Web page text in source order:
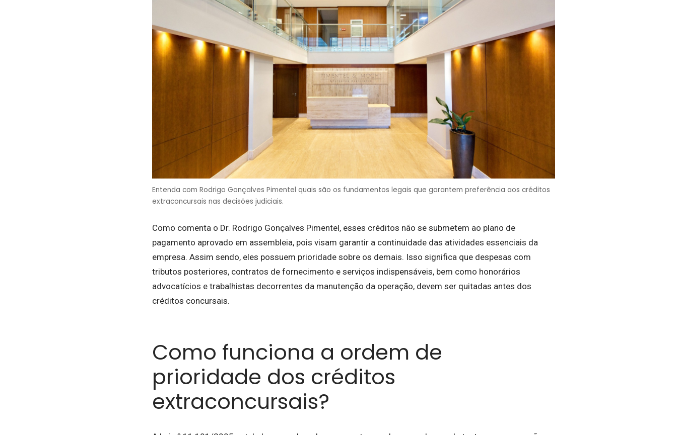
Entenda com Rodrigo Gonçalves Pimentel quais são os fundamentos legais que garantem preferência aos créditos
extraconcursais nas decisões judiciais.
Como comenta o Dr. Rodrigo Gonçalves Pimentel, esses créditos não se submetem ao plano de
pagamento aprovado em assembleia, pois visam garantir a continuidade das atividades essenciais da
empresa. Assim sendo, eles possuem prioridade sobre os demais. Isso significa que despesas com
tributos posteriores, contratos de fornecimento e serviços indispensáveis, bem como honorários
advocatícios e trabalhistas decorrentes da manutenção da operação, devem ser quitadas antes dos
créditos concursais.
Como funciona a ordem de
prioridade dos créditos
extraconcursais?